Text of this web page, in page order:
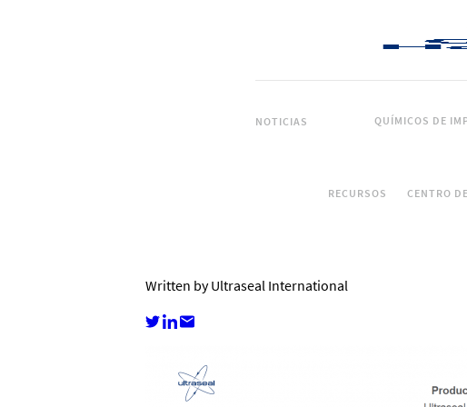
QUÍMICOS DE
NOTICIAS
RECURSOS CENTRO
Written by Ultraseal International